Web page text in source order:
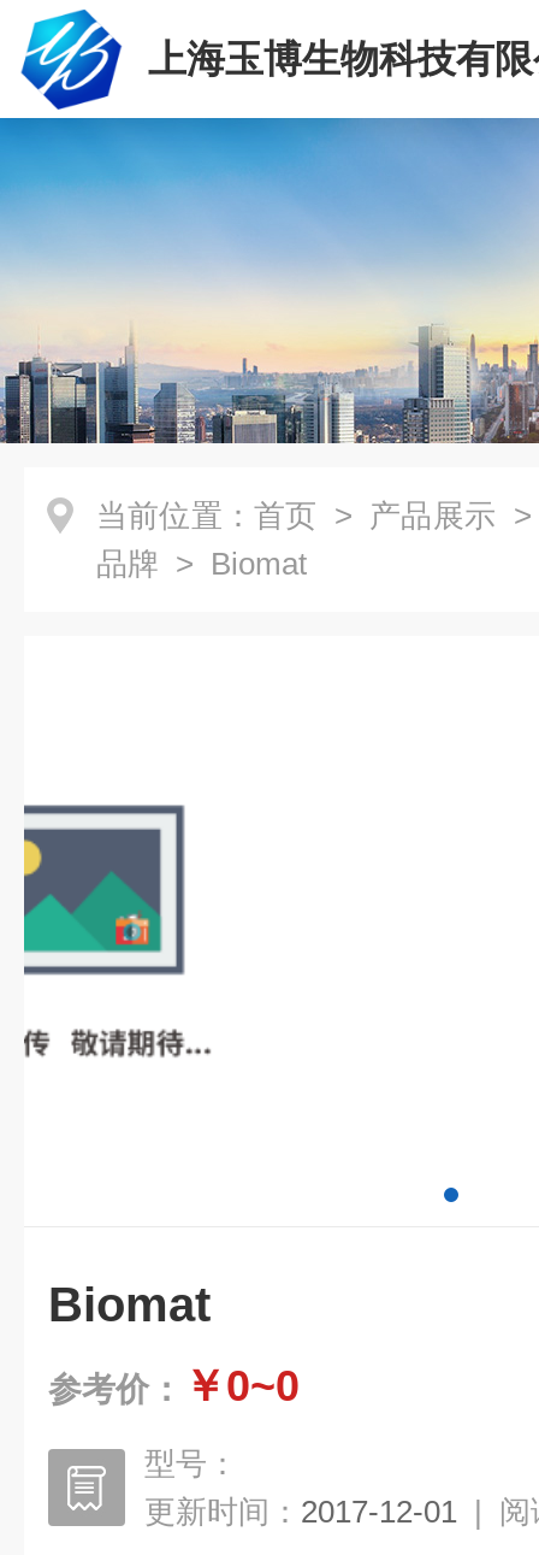
上海玉博生物科技有
当前位置： 首页 > 产品展示
品牌 > Biomat
Biomat
参考价： ￥0~0
型号：
更新时间： 2017-12-01 | 阅